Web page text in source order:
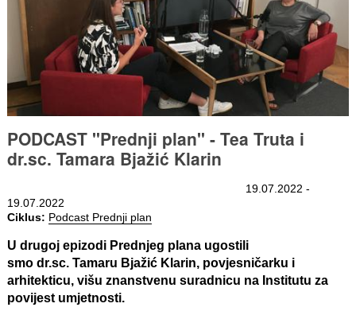
PODCAST "Prednji plan" - Tea Truta i
dr.sc. Tamara Bjažić Klarin
19.07.2022 -
19.07.2022
Ciklus: Podcast Prednji plan
U drugoj epizodi Prednjeg plana ugostili
smo dr.sc. Tamaru Bjažić Klarin, povjesničarku i
arhitekticu, višu znanstvenu suradnicu na Institutu za
povijest umjetnosti.